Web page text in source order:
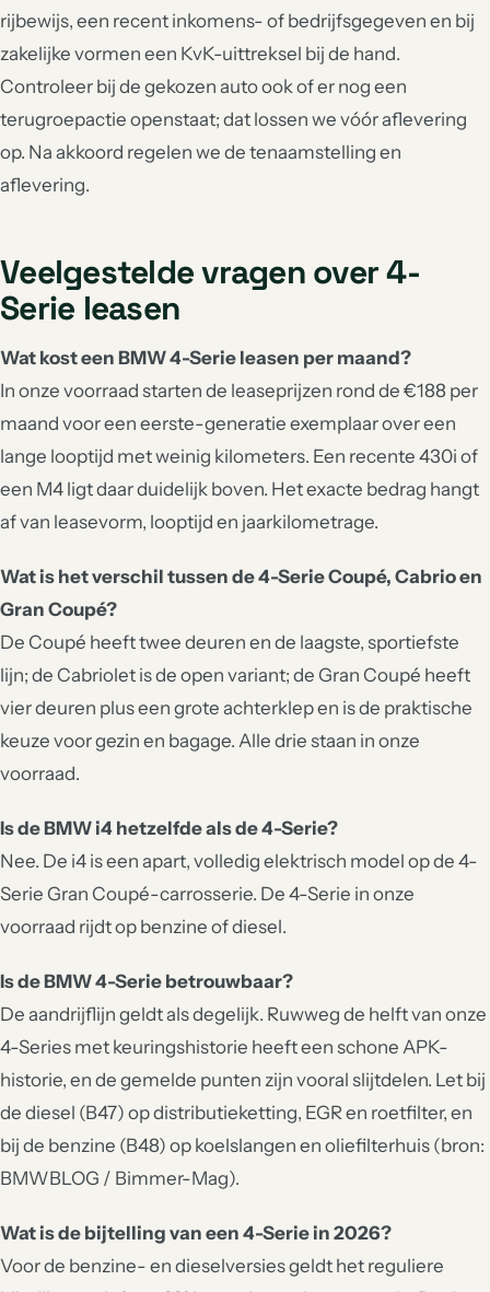
rijbewijs, een recent inkomens- of bedrijfsgegeven en bij
zakelijke vormen een KvK-uittreksel bij de hand.
Controleer bij de gekozen auto ook of er nog een
terugroepactie openstaat; dat lossen we vóór aflevering
op. Na akkoord regelen we de tenaamstelling en
aflevering.
Veelgestelde vragen over 4-
Serie leasen
Wat kost een BMW 4-Serie leasen per maand?
In onze voorraad starten de leaseprijzen rond de €188 per
maand voor een eerste-generatie exemplaar over een
lange looptijd met weinig kilometers. Een recente 430i of
een M4 ligt daar duidelijk boven. Het exacte bedrag hangt
af van leasevorm, looptijd en jaarkilometrage.
Wat is het verschil tussen de 4-Serie Coupé, Cabrio en
Gran Coupé?
De Coupé heeft twee deuren en de laagste, sportiefste
lijn; de Cabriolet is de open variant; de Gran Coupé heeft
vier deuren plus een grote achterklep en is de praktische
keuze voor gezin en bagage. Alle drie staan in onze
voorraad.
Is de BMW i4 hetzelfde als de 4-Serie?
Nee. De i4 is een apart, volledig elektrisch model op de 4-
Serie Gran Coupé-carrosserie. De 4-Serie in onze
voorraad rijdt op benzine of diesel.
Is de BMW 4-Serie betrouwbaar?
De aandrijflijn geldt als degelijk. Ruwweg de helft van onze
4-Series met keuringshistorie heeft een schone APK-
historie, en de gemelde punten zijn vooral slijtdelen. Let bij
de diesel (B47) op distributieketting, EGR en roetfilter, en
bij de benzine (B48) op koelslangen en oliefilterhuis (bron:
BMWBLOG / Bimmer-Mag).
Wat is de bijtelling van een 4-Serie in 2026?
Voor de benzine- en dieselversies geldt het reguliere